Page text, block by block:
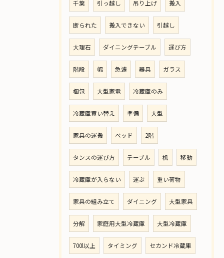
千葉 引っ越し 吊り上げ 搬入
断られた 搬入できない 引越し
大理石 ダイニングテーブル 運び方
階段 幅 急遽 器具 ガラス
梱包 大型家電 冷蔵庫のみ
冷蔵庫買い替え 準備 大型
家具の運搬 ベッド 2階
タンスの運び方 テーブル 机 移動
冷蔵庫が入らない 運ぶ 重い荷物
家具の組み立て ダイニング 大型家具
分解 家庭用大型冷蔵庫 大型冷蔵庫
700l以上 タイミング セカンド冷蔵庫